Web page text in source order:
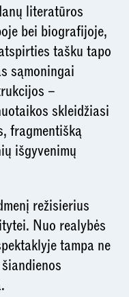
literatūros
bei biografijoje,
tašku tapo
sąmoningai
–
skleidžiasi
fragmentišką
išgyvenimų
režisierius
Nuo realybės
tampa ne